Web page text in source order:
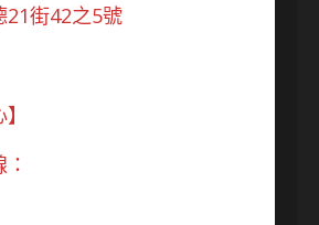
21街42之5號